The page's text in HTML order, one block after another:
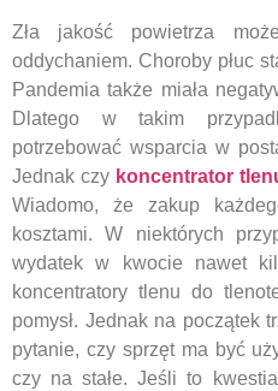
Zła jakość powietrza
oddychaniem. Choroby płuc
Pandemia także miała
Dlatego w takim
potrzebować wsparcia w
Jednak czy koncentrator
Wiadomo, że zakup
kosztami. W niektórych
wydatek w kwocie nawet
koncentratory tlenu do
pomysł. Jednak na początek
pytanie, czy sprzęt ma być
czy na stałe. Jeśli to